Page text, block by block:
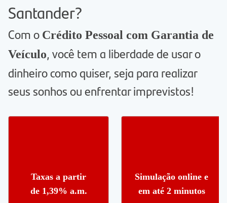
Santander?
Com o Crédito Pessoal com Garantia de
Veículo, você tem a liberdade de usar o
dinheiro como quiser, seja para realizar
seus sonhos ou enfrentar imprevistos!
Taxas a partir
de 1,39% a.m.
Simulação online e
em até 2 minutos